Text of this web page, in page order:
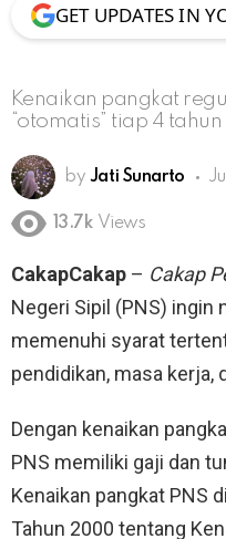
GET UPDATES IN
Kenaikan pangkat
“otomatis” tiap 4 tahun
by Jati Sunarto
13.7k Views
CakapCakap – Cakap
Negeri Sipil (PNS) ingin
memenuhi syarat
pendidikan, masa kerja,
Dengan kenaikan
PNS memiliki gaji dan
Kenaikan pangkat PNS
Tahun 2000 tentang